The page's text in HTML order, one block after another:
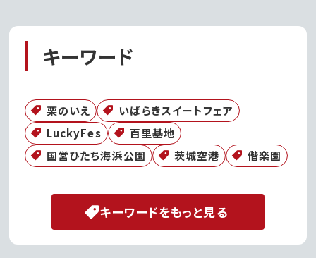
キーワード
栗のいえ
いばらきスイートフェア
LuckyFes
百里基地
国営ひたち海浜公園
茨城空港 偕楽園
キーワードをもっと見る